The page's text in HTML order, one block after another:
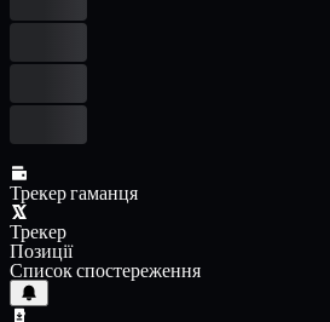
Трекер гаманця
Трекер
Позиції
Список спостереження